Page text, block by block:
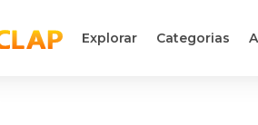
Explorar Categorias